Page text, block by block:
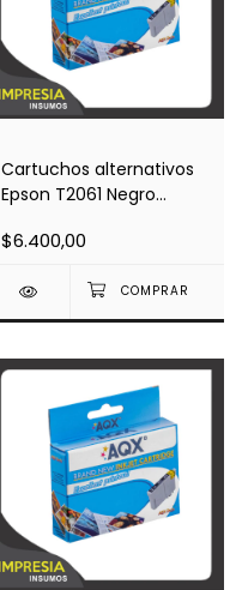
Cartuchos alternativos
Epson T2061 Negro
$6.400,00